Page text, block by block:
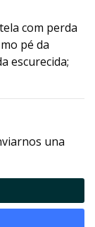
com perda
pé da
escurecida;
una